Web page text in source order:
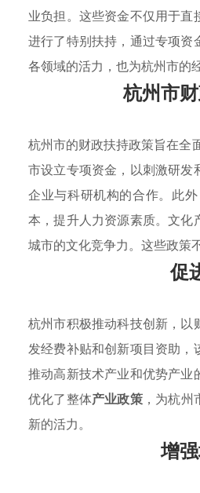
业负担。这些资金不仅用于
进行了特别扶持，通过专项
各领域的活力，也为杭州市的
杭州市
杭州市的财政扶持政策旨在全
市设立专项资金，以刺激研
企业与科研机构的合作。此
本，提升人力资源素质。文
城市的文化竞争力。这些政策
促
杭州市积极推动科技创新，
发经费补贴和创新项目资助
推动高新技术产业和优势产
优化了整体产业政策，为杭州
新的活力。
增